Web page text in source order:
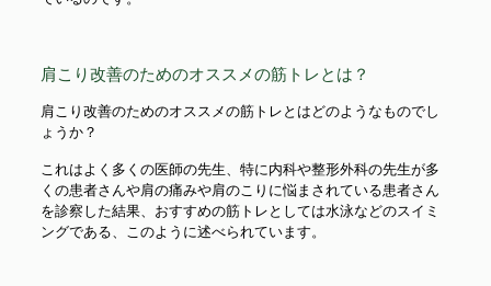
肩こり改善のためのオススメの筋トレとは？
肩こり改善のためのオススメの筋トレとはどのようなものでし
ょうか？
これはよく多くの医師の先生、特に内科や整形外科の先生が多
くの患者さんや肩の痛みや肩のこりに悩まされている患者さん
を診察した結果、おすすめの筋トレとしては水泳などのスイミ
ングである、このように述べられています。